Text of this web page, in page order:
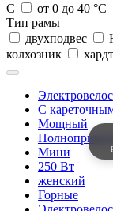
С
от 0 до 40 °C
Тип рамы
двухподвес
колхозник
С
Мощный
Мини
250 Вт
женский
Горные